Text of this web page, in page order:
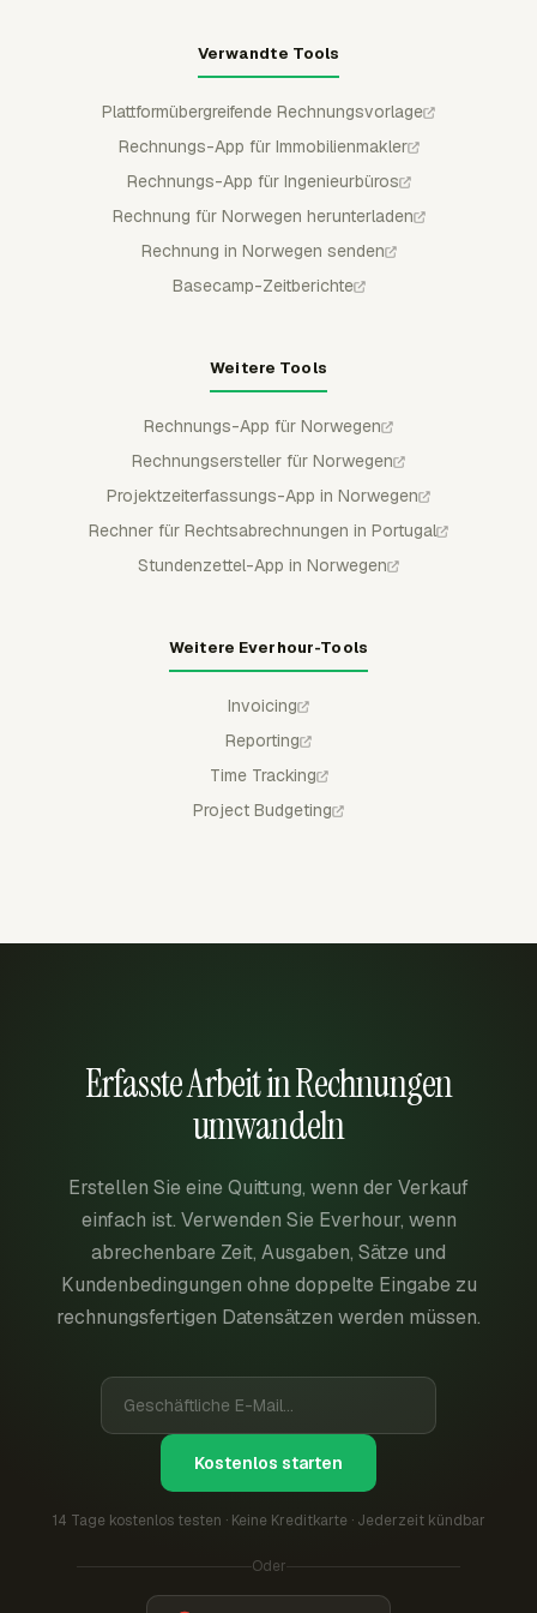
Verwandte Tools
Plattformübergreifende Rechnungsvorlage
Rechnungs-App für Immobilienmakler
Rechnungs-App für Ingenieurbüros
Rechnung für Norwegen herunterladen
Rechnung in Norwegen senden
Basecamp-Zeitberichte
Weitere Tools
Rechnungs-App für Norwegen
Rechnungsersteller für Norwegen
Projektzeiterfassungs-App in Norwegen
Rechner für Rechtsabrechnungen in Portugal
Stundenzettel-App in Norwegen
Weitere Everhour-Tools
Invoicing
Reporting
Time Tracking
Project Budgeting
Erfasste Arbeit in Rechnungen
umwandeln
Erstellen Sie eine Quittung, wenn der Verkauf
einfach ist. Verwenden Sie Everhour, wenn
abrechenbare Zeit, Ausgaben, Sätze und
Kundenbedingungen ohne doppelte Eingabe zu
rechnungsfertigen Datensätzen werden müssen.
Kostenlos starten
14 Tage kostenlos testen · Keine Kreditkarte · Jederzeit kündbar
Oder